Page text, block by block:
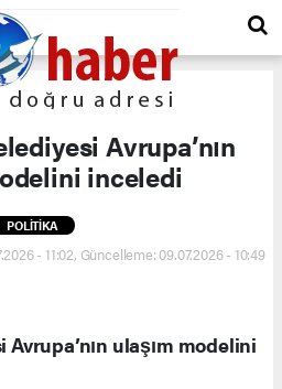
Avrupa’nın
inceledi
POLİTİKA
- 11:02, Güncelleme: 09.07.2026 - 10:49
ulaşım modelini